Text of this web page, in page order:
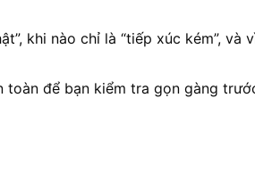
khi nào chỉ là “tiếp xúc kém”,
để bạn kiểm tra gọn gàng